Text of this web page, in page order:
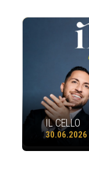
IL CELLO
30.06.2026